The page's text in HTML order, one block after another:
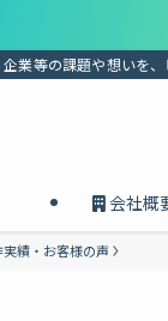
業等の課題や想いを
会社概
績・お客様の声